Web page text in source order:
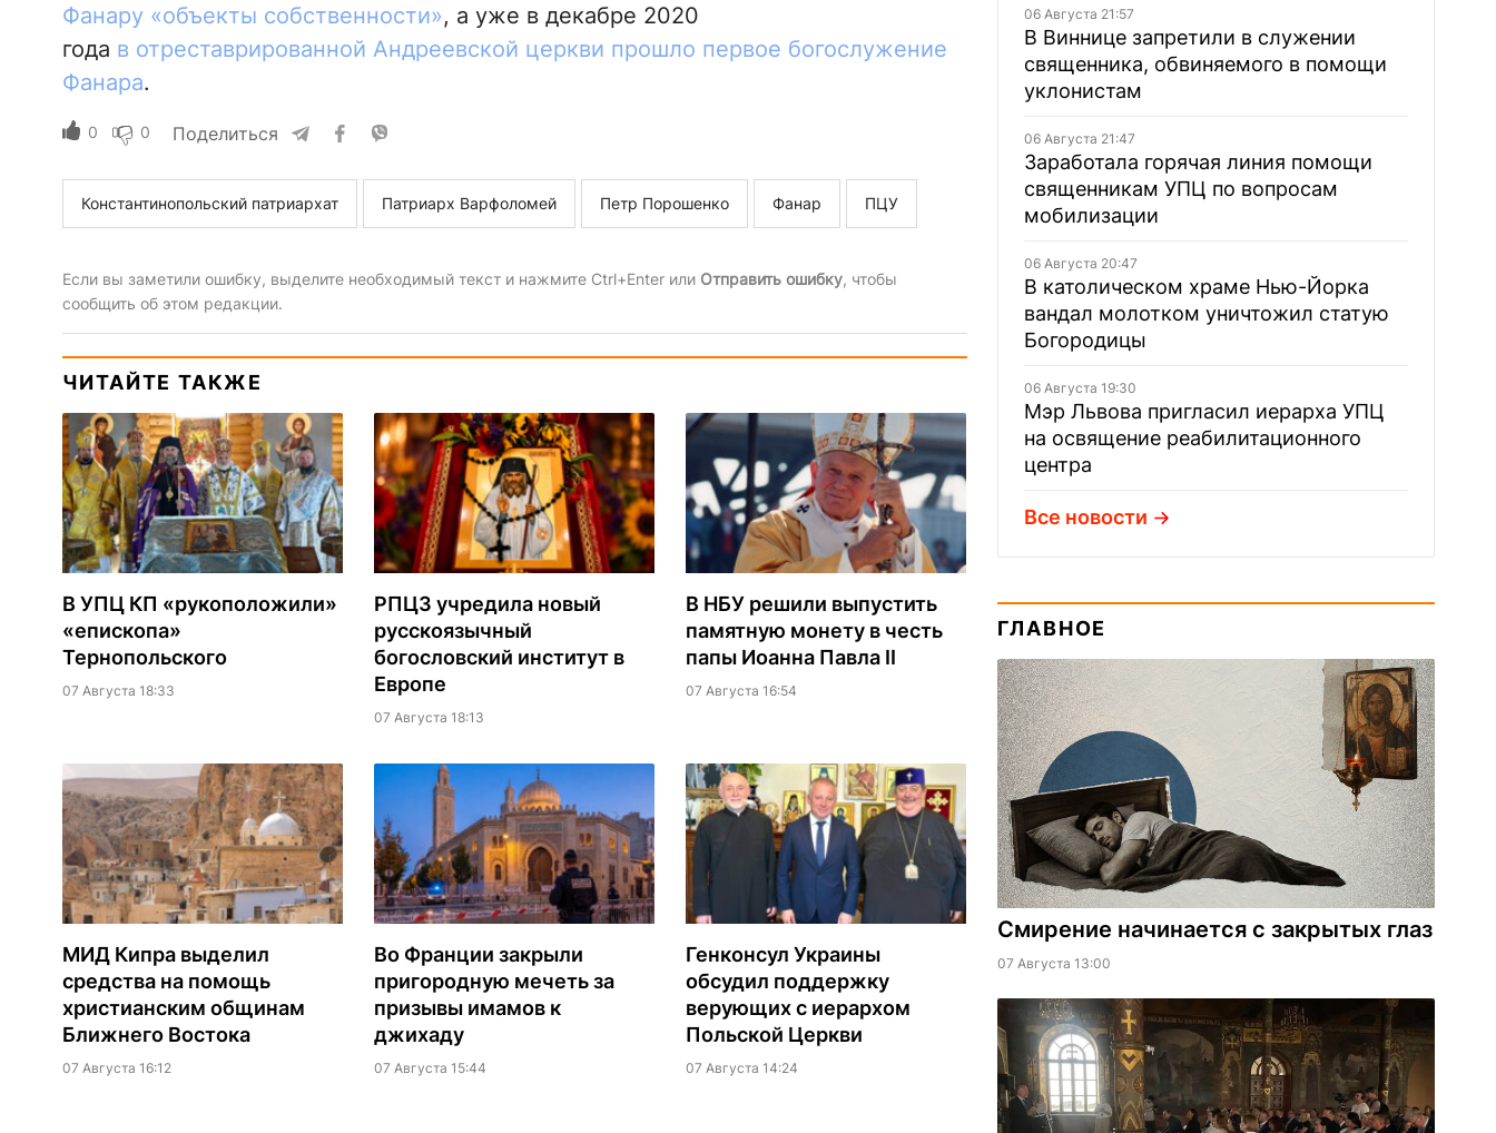
Фанару «объекты собственности», а уже в декабре 2020
года в отреставрированной Андреевской церкви прошло первое богослужение
Фанара.
0 0 Поделиться
Константинопольский патриархат Патриарх Варфоломей Петр Порошенко Фанар ПЦУ
Если вы заметили ошибку, выделите необходимый текст и нажмите Ctrl+Enter или Отправить ошибку, чтобы
сообщить об этом редакции.
ЧИТАЙТЕ ТАКЖЕ
В УПЦ КП «рукоположили»
«епископа»
Тернопольского
07 Августа 18:33
РПЦЗ учредила новый
русскоязычный
богословский институт в
Европе
07 Августа 18:13
В НБУ решили выпустить
памятную монету в честь
папы Иоанна Павла II
07 Августа 16:54
МИД Кипра выделил
средства на помощь
христианским общинам
Ближнего Востока
07 Августа 16:12
Во Франции закрыли
пригородную мечеть за
призывы имамов к
джихаду
07 Августа 15:44
Генконсул Украины
обсудил поддержку
верующих с иерархом
Польской Церкви
07 Августа 14:24
06 Августа 21:57
В Виннице запретили в служении
священника, обвиняемого в помощи
уклонистам
06 Августа 21:47
Заработала горячая линия помощи
священникам УПЦ по вопросам
мобилизации
06 Августа 20:47
В католическом храме Нью-Йорка
вандал молотком уничтожил статую
Богородицы
06 Августа 19:30
Мэр Львова пригласил иерарха УПЦ
на освящение реабилитационного
центра
Все новости
ГЛАВНОЕ
Смирение начинается с закрытых глаз
07 Августа 13:00